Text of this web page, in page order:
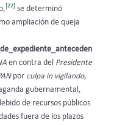
[22] se determinó
ampliación de queja
en contra del Presidente
por culpa in vigilando,
gubernamental,
de recursos públicos
fuera de los plazos